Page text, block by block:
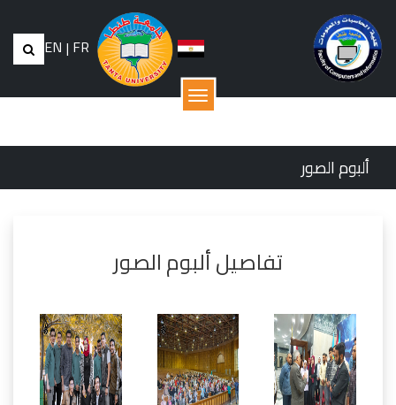
EN | FR
القائمة
ألبوم الصور
تفاصيل ألبوم الصور